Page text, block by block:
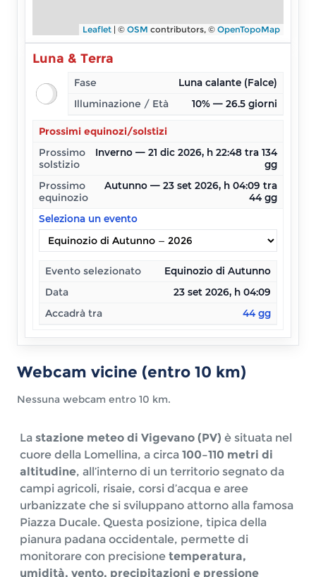
Leaflet | © OSM contributors, © OpenTopoMap
Luna & Terra
Fase
Luna calante (Falce)
Illuminazione / Età
10% — 26.5 giorni
Prossimi equinozi/solstizi
Prossimo
solstizio
Inverno — 21 dic 2026, h 22:48 tra 134
gg
Prossimo
equinozio
Autunno — 23 set 2026, h 04:09 tra
44 gg
Seleziona un evento
Evento selezionato
Equinozio di Autunno
Data
23 set 2026, h 04:09
Accadrà tra
44 gg
Webcam vicine (entro 10 km)
Nessuna webcam entro 10 km.
La stazione meteo di Vigevano (PV) è situata nel
cuore della Lomellina, a circa 100–110 metri di
altitudine, all’interno di un territorio segnato da
campi agricoli, risaie, corsi d’acqua e aree
urbanizzate che si sviluppano attorno alla famosa
Piazza Ducale. Questa posizione, tipica della
pianura padana occidentale, permette di
monitorare con precisione temperatura,
umidità, vento, precipitazioni e pressione